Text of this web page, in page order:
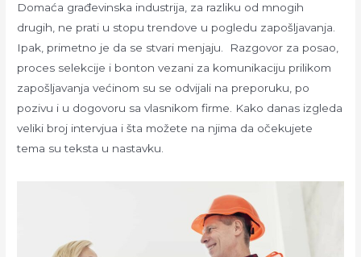
Domaća građevinska industrija, za razliku od mnogih
drugih, ne prati u stopu trendove u pogledu zapošljavanja.
Ipak, primetno je da se stvari menjaju. Razgovor za posao,
proces selekcije i bonton vezani za komunikaciju prilikom
zapošljavanja većinom su se odvijali na preporuku, po
pozivu i u dogovoru sa vlasnikom firme. Kako danas izgleda
veliki broj intervjua i šta možete na njima da očekujete
tema su teksta u nastavku.